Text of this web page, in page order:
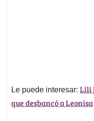
Le puede interesar: Lili
que desbancó a Leonisa